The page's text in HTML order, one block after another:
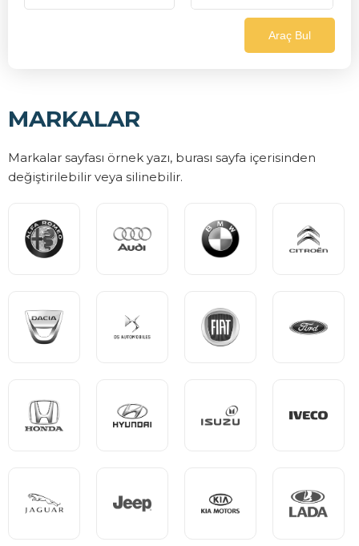
Araç Bul
MARKALAR
Markalar sayfası örnek yazı, burası sayfa içerisinden
değiştirilebilir veya silinebilir.